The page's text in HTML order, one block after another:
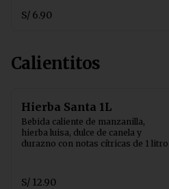
S/ 6.90
Calientitos
Hierba Santa 1L
Bebida caliente de manzanilla,
hierba luisa, dulce de canela y
durazno con notas cítricas de 1 litro
S/ 12.90